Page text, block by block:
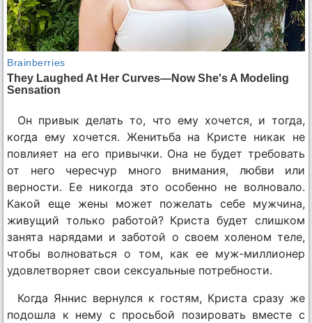
Он привык делать то, что ему хочется, и тогда,
когда ему хочется. Женитьба на Кристе никак не
повлияет на его привычки. Она не будет требовать
от него чересчур много внимания, любви или
верности. Ее никогда это особенно не волновало.
Какой еще жены может пожелать себе мужчина,
живущий только работой? Криста будет слишком
занята нарядами и заботой о своем холеном теле,
чтобы волноваться о том, как ее муж-миллионер
удовлетворяет свои сексуальные потребности.
Когда Яннис вернулся к гостям, Криста сразу же
подошла к нему с просьбой позировать вместе с